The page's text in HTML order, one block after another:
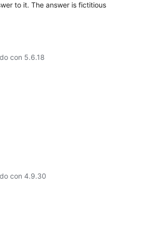
to it. The answer is fictitious
con 5.6.18
con 4.9.30